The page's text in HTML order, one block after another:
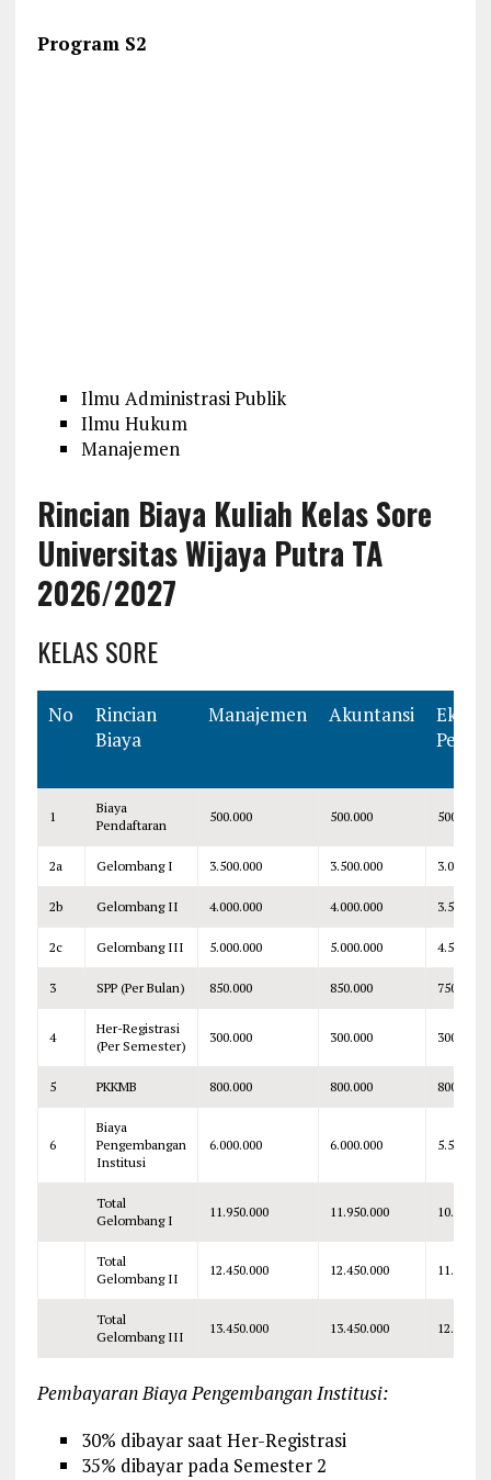
Program S2
Ilmu Administrasi Publik
Ilmu Hukum
Manajemen
Rincian Biaya Kuliah Kelas Sore
Universitas Wijaya Putra TA
2026/2027
KELAS SORE
No
Rincian
Biaya
Manajemen Akuntansi
1
Biaya
Pendaftaran
500.000 500.000 500.000
2a Gelombang I 3.500.000 3.500.000 3.000.000
2b Gelombang II 4.000.000 4.000.000 3.500.000
2c Gelombang III 5.000.000 5.000.000 4.500.000
3 SPP (Per Bulan) 850.000 850.000 750.000
4
Her-Registrasi
(Per Semester)
300.000 300.000 300.000
5 PKKMB 800.000 800.000 800.000
6
Biaya
Pengembangan
Institusi
6.000.000 6.000.000 5.500.000
Total
Gelombang I
11.950.000 11.950.000
Total
Gelombang II
12.450.000 12.450.000
Total
Gelombang III
13.450.000 13.450.000
Pembayaran Biaya Pengembangan Institusi:
30% dibayar saat Her-Registrasi
35% dibayar pada Semester 2